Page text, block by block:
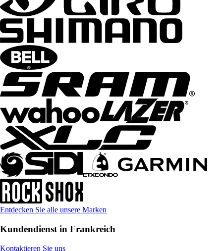
Entdecken Sie alle unsere Marken
Kundendienst in Frankreich
Kontaktieren Sie uns